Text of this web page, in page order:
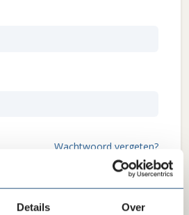
Details Over
Wachtwoord vergeten?
lidmaatschap? Wil je weten wat